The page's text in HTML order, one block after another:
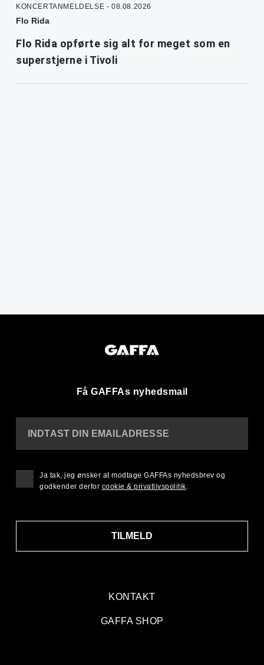
KONCERTANMELDELSE - 08.08.2026
Flo Rida
Flo Rida opførte sig alt for meget som en
superstjerne i Tivoli
Få GAFFAs nyhedsmail
KONTAKT
GAFFA SHOP
INDTAST DIN EMAILADRESSE
TILMELD
Ja tak, jeg ønsker at modtage GAFFAs nyhedsbrev og
godkender derfor cookie & privatlivspolitik.